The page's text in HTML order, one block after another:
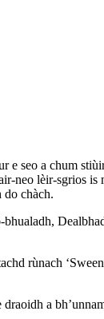
e seo a chum
neo lèir-sgrios is
do chàch.
rùnach
a